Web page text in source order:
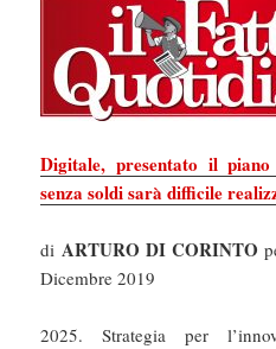
Digitale, presentato il
senza soldi sarà difficile
di ARTURO DI CORINTO
Dicembre 2019
2025. Strategia per